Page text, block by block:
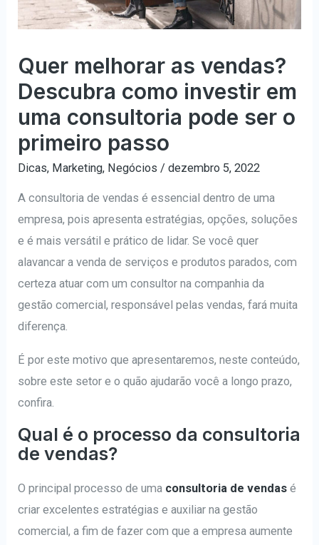
Quer melhorar as vendas?
Descubra como investir em
uma consultoria pode ser o
primeiro passo
Dicas, Marketing, Negócios /dezembro 5, 2022
A consultoria de vendas é essencial dentro de uma
empresa, pois apresenta estratégias, opções, soluções
e é mais versátil e prático de lidar. Se você quer
alavancar a venda de serviços e produtos parados, com
certeza atuar com um consultor na companhia da
gestão comercial, responsável pelas vendas, fará muita
diferença.
É por este motivo que apresentaremos, neste conteúdo,
sobre este setor e o quão ajudarão você a longo prazo,
confira.
Qual é o processo da consultoria
de vendas?
O principal processo de uma consultoria de vendas é
criar excelentes estratégias e auxiliar na gestão
comercial, a fim de fazer com que a empresa aumente